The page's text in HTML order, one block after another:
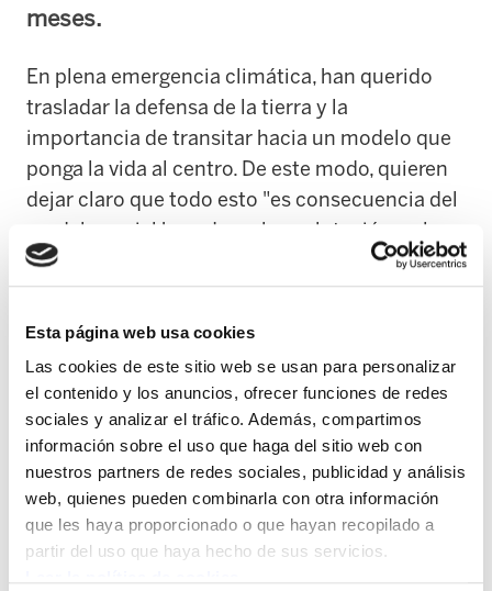
Esta página web usa cookies
Las cookies de este sitio web se usan para personalizar
el contenido y los anuncios, ofrecer funciones de redes
sociales y analizar el tráfico. Además, compartimos
información sobre el uso que haga del sitio web con
nuestros partners de redes sociales, publicidad y análisis
web, quienes pueden combinarla con otra información
que les haya proporcionado o que hayan recopilado a
partir del uso que haya hecho de sus servicios.
meses.
En plena emergencia climática, han querido
trasladar la defensa de la tierra y la
importancia de transitar hacia un modelo que
ponga la vida al centro. De este modo, quieren
dejar claro que todo esto "es consecuencia del
modelo social basado en la explotación y el
despilfarro del planeta, con la responsabilidad
de las instituciones financieras y económicas
que lo impulsan." Sin olvidar, remarcan, que
respecto al sur global y que en la actualidad es
un mecanismo para seguir colonizando los
países del sur. “No podemos mirar para otro
lado. Desde este territorio en el que vivimos
también tenemos responsabilidad”, han
subrayado.